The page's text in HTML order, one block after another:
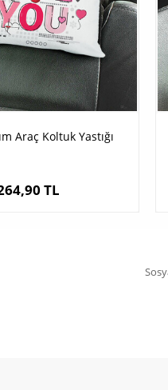
Araç Koltuk Yastığı
TL